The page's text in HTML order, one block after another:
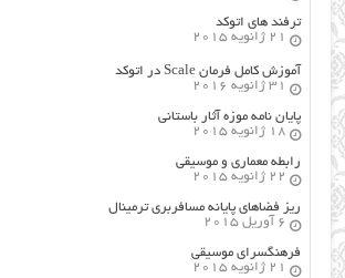
ترفند های اتوکد
21 ژانویه 2015
آموزش کامل فرمان Scale در اتوکد
31 ژانویه 2016
پایان نامه موزه آثار باستانی
18 ژانویه 2015
رابطه معماری و موسیقی
22 ژانویه 2015
ریز فضاهای پایانه مسافربری ترمینال
6 آوریل 2015
فرهنگسراي موسيقي
21 ژانویه 2015